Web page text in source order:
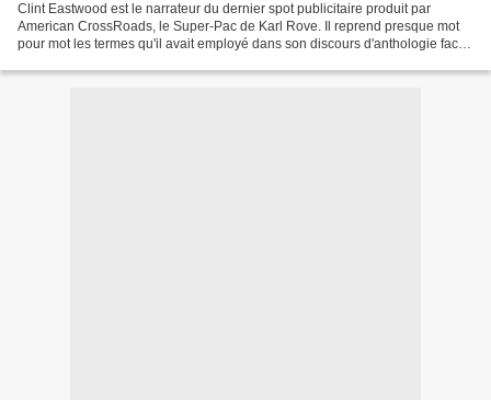
Clint Eastwood est le narrateur du dernier spot publicitaire produit par
American CrossRoads, le Super-Pac de Karl Rove. Il reprend presque mot
pour mot les termes qu'il avait employé dans son discours d'anthologie face